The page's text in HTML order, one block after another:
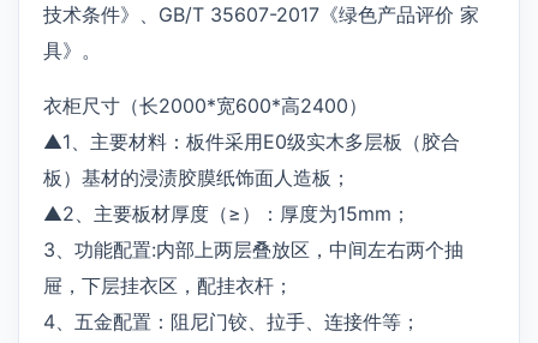
技术条件》、GB/T 35607-2017《绿色产品评价 家
具》。
衣柜尺寸（长2000*宽600*高2400）
▲1、主要材料：板件采用E0级实木多层板（胶合
板）基材的浸渍胶膜纸饰面人造板；
▲2、主要板材厚度（≥）：厚度为15mm；
3、功能配置:内部上两层叠放区，中间左右两个抽
屉，下层挂衣区，配挂衣杆；
4、五金配置：阻尼门铰、拉手、连接件等；